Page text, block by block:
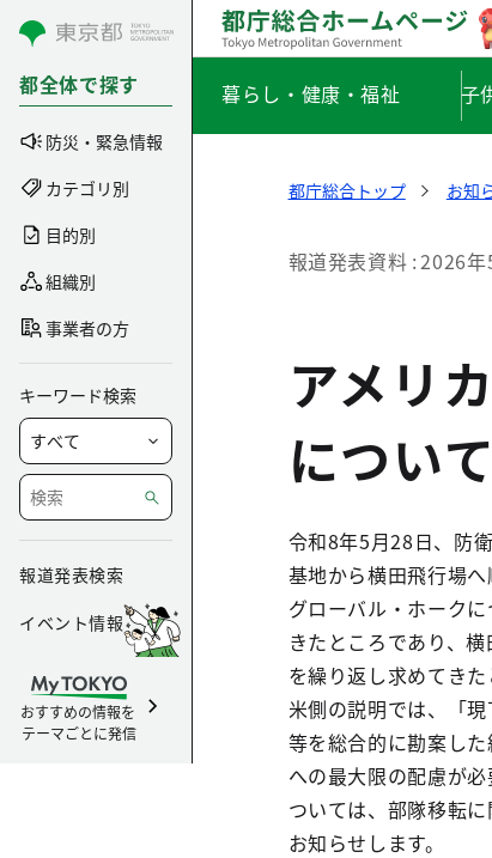
コンテンツにスキップ
都全体で探す
防災・緊急情報
カテゴリ別
目的別
組織別
事業者の方
キーワード検索
報道発表検索
イベント情報
おすすめの情報を
テーマごとに発信
暮らし・健康・福祉 子
都庁総合トップ お知
報道発表資料 2026年
アメリ
につい
令和8年5月28日、防
基地から横田飛行場
グローバル・ホーク
きたところであり、
を繰り返し求めてきた
米側の説明では、「
等を総合的に勘案し
への最大限の配慮が必
ついては、部隊移転
お知らせします。